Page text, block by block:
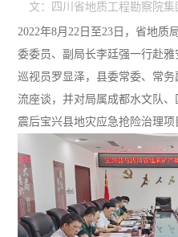
文：四川省地质工程勘察院集
2022年8月22日至23日，省地质
委委员、副局长李廷强一行赴
巡视员罗显泽，县委常委、常
流座谈，并对局属成都水文队、
震后宝兴县地灾应急抢险治理项